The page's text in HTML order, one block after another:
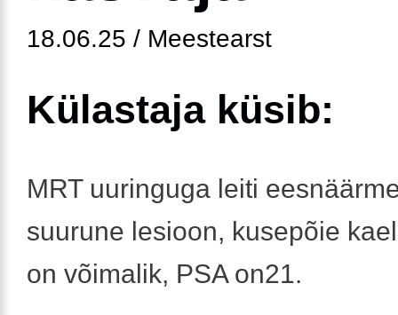
18.06.25 / Meestearst
Külastaja küsib:
MRT uuringuga leiti
suurune lesioon, kusepõie
on võimalik, PSA on21.